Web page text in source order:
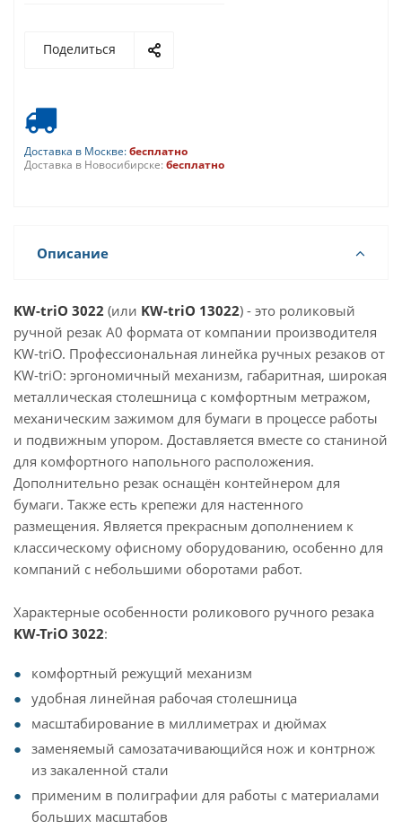
Поделиться
Доставка в Москве:бесплатно
Доставка в Новосибирске: бесплатно
Описание
KW-triO 3022 (или KW-triO 13022) - это роликовый
ручной резак А0 формата от компании производителя
KW-triO. Профессиональная линейка ручных резаков от
KW-triO: эргономичный механизм, габаритная, широкая
металлическая столешница с комфортным метражом,
механическим зажимом для бумаги в процессе работы
и подвижным упором. Доставляется вместе со станиной
для комфортного напольного расположения.
Дополнительно резак оснащён контейнером для
бумаги. Также есть крепежи для настенного
размещения. Является прекрасным дополнением к
классическому офисному оборудованию, особенно для
компаний с небольшими оборотами работ.
Характерные особенности роликового ручного резака
KW-TriO 3022:
комфортный режущий механизм
удобная линейная рабочая столешница
масштабирование в миллиметрах и дюймах
заменяемый самозатачивающийся нож и контрнож
из закаленной стали
применим в полиграфии для работы с материалами
больших масштабов